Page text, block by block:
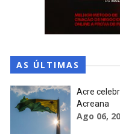
AS ÚLTIMAS
Acre
Acreana
Ago 06,